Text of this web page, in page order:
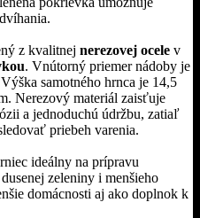
z kvalitnej nerezovej ocele v
. Vnútorný priemer nádoby je
samotného hrnca je 14,5
Nerezový materiál zaisťuje
a jednoduchú údržbu, zatiaľ
priebeh varenia.
ideálny na prípravu
zeleniny i menšieho
domácnosti aj ako doplnok k